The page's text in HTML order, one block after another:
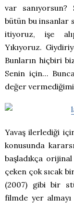
var sanıyorsun?
bütün bu insanlar
itiyoruz, işe
Yıkıyoruz.
Bunların hiçbiri
Senin için…
değer
Yavaş ilerlediği
konusunda
başladıkça
çeken çok sıcak
(2007) gibi bir
filmde yer